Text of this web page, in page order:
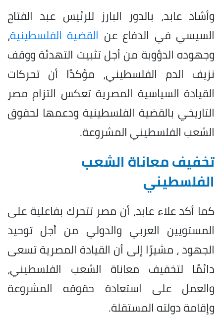
وأشاد عابد، بالدور البارز للرئيس عبد الفتاح
السيسي في الدفاع عن القضية الفلسطينية،
وجهوده الدؤوبة من أجل تثبيت التهدئة ووقف
نزيف الدم الفلسطيني، مؤكدًا أن تحركات
القيادة السياسية المصرية تعكس التزام مصر
التاريخي بالقضية الفلسطينية ودعمها لحقوق
الشعب الفلسطيني المشروعة.
تخفيف معاناة الشعب
الفلسطيني
كما أكد علاء عابد، أن مصر تتحرك بفاعلية على
المستويين العربي والدولي من أجل توحيد
الجهود ، مشيرًا إلى أن القيادة المصرية تسعى
دائمًا لتخفيف معاناة الشعب الفلسطيني،
والعمل على استعادة حقوقه المشروعة
وإقامة دولته المستقلة.